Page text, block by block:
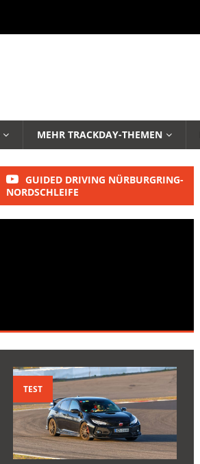
MEHR TRACKDAY-THEMEN
GUIDED DRIVING NÜRBURGRING-
NORDSCHLEIFE
TEST